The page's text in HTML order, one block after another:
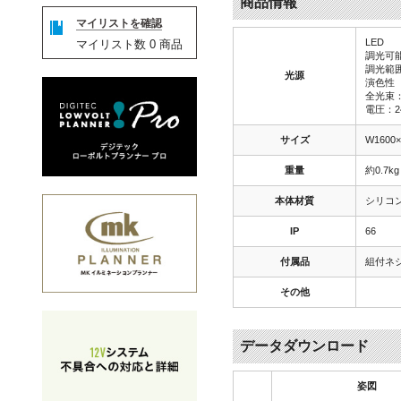
マイリストを確認
マイリスト数 0 商品
光源
LED
調光可
調光範
演色性
全光束
電圧：
サイズ
重量 約0.7kg
本体材質 シリコ
IP 66
付属品 組付ネ
その他
データダウンロード
姿図